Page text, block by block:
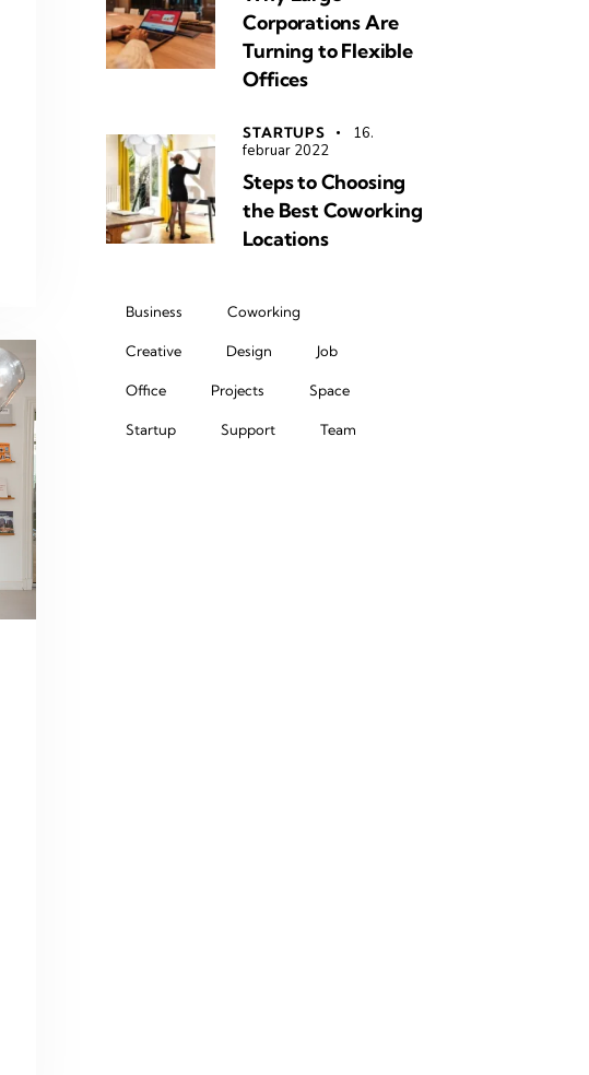
Corporations Are
Turning to Flexible
Offices
STARTUPS
16.
februar 2022
Steps to Choosing
the Best Coworking
Locations
Business Coworking
Creative Design Job
Office Projects Space
Startup Support Team